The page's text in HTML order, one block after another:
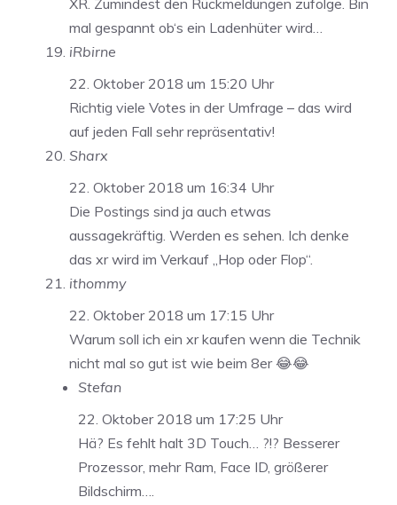
XR. Zumindest den Rückmeldungen zufolge. Bin
mal gespannt ob‘s ein Ladenhüter wird…
iRbirne
22. Oktober 2018 um 15:20 Uhr
Richtig viele Votes in der Umfrage – das wird
auf jeden Fall sehr repräsentativ!
Sharx
22. Oktober 2018 um 16:34 Uhr
Die Postings sind ja auch etwas
aussagekräftig. Werden es sehen. Ich denke
das xr wird im Verkauf „Hop oder Flop“.
ithommy
22. Oktober 2018 um 17:15 Uhr
Warum soll ich ein xr kaufen wenn die Technik
nicht mal so gut ist wie beim 8er 😂😂
Stefan
22. Oktober 2018 um 17:25 Uhr
Hä? Es fehlt halt 3D Touch… ?!? Besserer
Prozessor, mehr Ram, Face ID, größerer
Bildschirm….